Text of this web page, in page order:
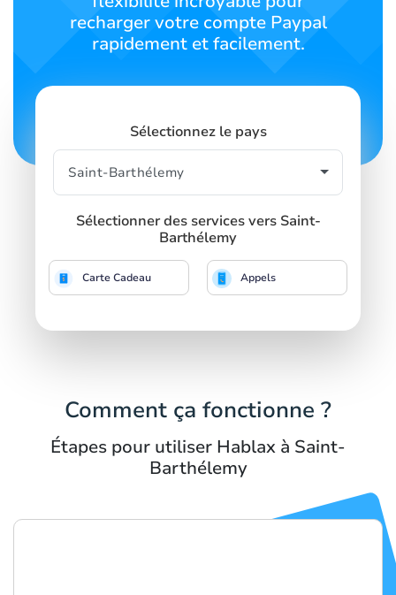
recharger votre compte Paypal
rapidement et facilement.
Sélectionnez le pays
Sélectionner des services vers Saint-
Barthélemy
Carte Cadeau Appels
Comment ça fonctionne ?
Étapes pour utiliser Hablax à Saint-
Barthélemy